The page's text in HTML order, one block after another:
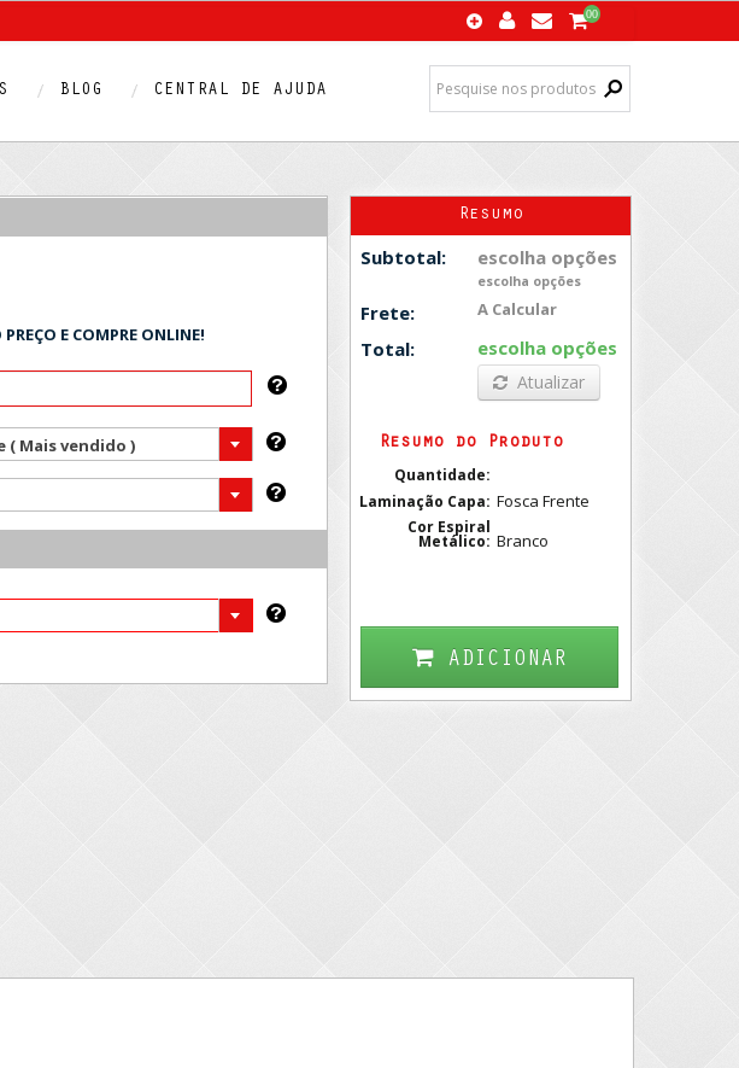
00
BLOG CENTRAL DE AJUDA
E COMPRE ONLINE!
( Mais vendido )
Resumo
Subtotal: escolha opções
escolha opções
Frete: A Calcular
Total: escolha opções
Atualizar
Resumo do Produto
Quantidade:
Laminação Capa: Fosca Frente
Cor Espiral
Metálico: Branco
ADICIONAR